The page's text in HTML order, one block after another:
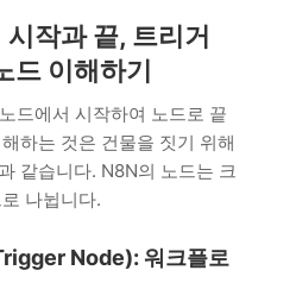
시작과 끝, 트리거
드 이해하기
드에서 시작하여 노드로 끝
하는 것은 건물을 짓기 위해
같습니다. N8N의 노드는 크
나뉩니다.
Node): 워크플로